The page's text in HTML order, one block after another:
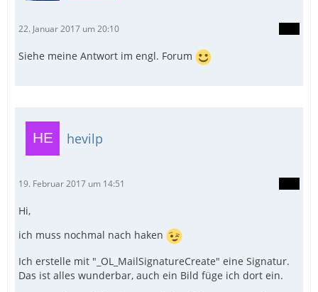
22. Januar 2017 um 20:10
Siehe meine Antwort im engl. Forum
hevilp
19. Februar 2017 um 14:51
Hi,
ich muss nochmal nach haken
Ich erstelle mit "_OL_MailSignatureCreate" eine Signatur.
Das ist alles wunderbar, auch ein Bild füge ich dort ein.